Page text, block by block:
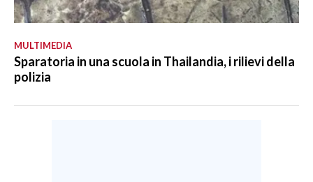
MULTIMEDIA
Sparatoria in una scuola in Thailandia, i rilievi della
polizia